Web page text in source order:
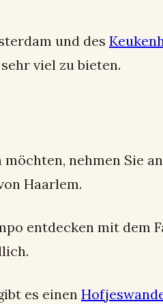
und des
viel zu bieten.
nehmen Sie an
Haarlem.
entdecken mit dem
es einen